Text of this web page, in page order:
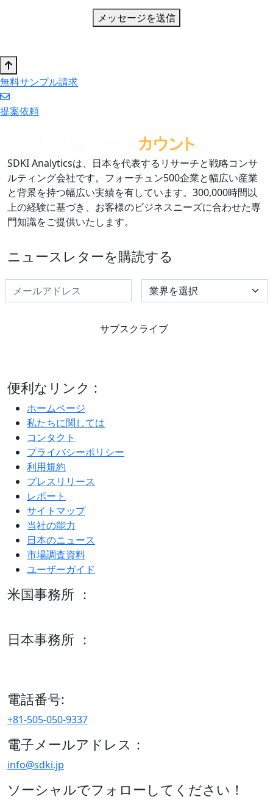
メッセージを送信
無料サンプル請求
提案依頼
SDKI Analyticsは、日本を代表するリサーチと戦略コンサ
ルティング会社です。フォーチュン500企業と幅広い産業
と背景を持つ幅広い実績を有しています。300,000時間以
上の経験に基づき、お客様のビジネスニーズに合わせた専
門知識をご提供いたします。
ニュースレターを購読する
Select Industry
サブスクライブ
便利なリンク :
ホームページ
私たちに関しては
コンタクト
プライバシーポリシー
利用規約
プレスリリース
レポート
サイトマップ
当社の能力
日本のニュース
市場調査資料
ユーザーガイド
米国事務所 ：
日本事務所 ：
電話番号:
+81-505-050-9337
電子メールアドレス：
info@sdki.jp
ソーシャルでフォローしてください！